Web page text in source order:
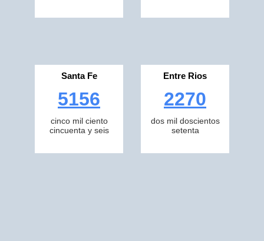
Santa Fe
5156
cinco mil ciento
cincuenta y seis
Entre Rios
2270
dos mil doscientos
setenta